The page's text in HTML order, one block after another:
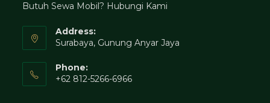
Butuh Sewa Mobil? Hubungi Kami
Address:
Surabaya, Gunung Anyar Jaya
Phone:
+62 812-5266-6966